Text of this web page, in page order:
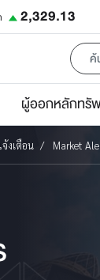
2,329.13
ผู้ออกหลักทรั
งเตือน Market